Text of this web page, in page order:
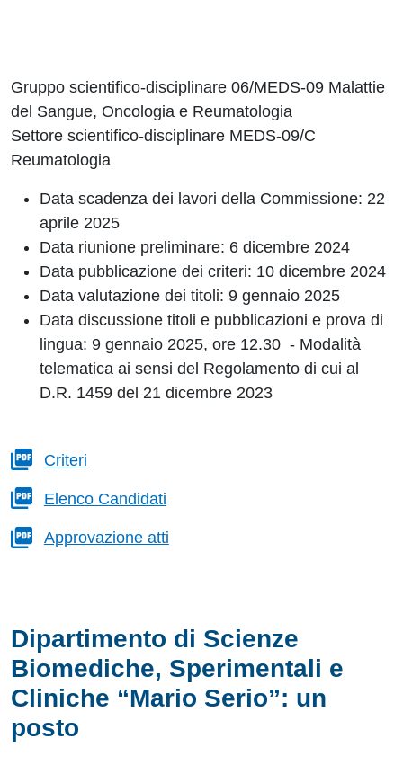
Gruppo scientifico-disciplinare 06/MEDS-09 Malattie
del Sangue, Oncologia e Reumatologia
Settore scientifico-disciplinare MEDS-09/C
Reumatologia
Data scadenza dei lavori della Commissione: 22
aprile 2025
Data riunione preliminare: 6 dicembre 2024
Data pubblicazione dei criteri: 10 dicembre 2024
Data valutazione dei titoli: 9 gennaio 2025
Data discussione titoli e pubblicazioni e prova di
lingua: 9 gennaio 2025, ore 12.30 - Modalità
telematica ai sensi del Regolamento di cui al
D.R. 1459 del 21 dicembre 2023
Criteri
Elenco Candidati
Approvazione atti
Dipartimento di Scienze
Biomediche, Sperimentali e
Cliniche “Mario Serio”: un
posto